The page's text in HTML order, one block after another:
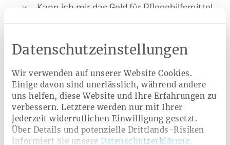
Datenschutzeinstellungen
Wir verwenden auf unserer Website Cookies.
Einige davon sind unerlässlich, während andere
uns helfen, diese Website und Ihre Erfahrungen zu
verbessern. Letztere werden nur mit Ihrer
jederzeit widerruflichen Einwilligung gesetzt.
Über Details und potenzielle Drittlands-Risiken
informiert Sie unsere Datenschutzerklärung.
Kann ich mir das Geld für Pflegehilfsmittel
Wer hat Anspruch auf Pflegehilfsmittel
zum Verbrauch?
Welche Pflegehilfsmittel werden von der
Pflegekasse bezahlt?